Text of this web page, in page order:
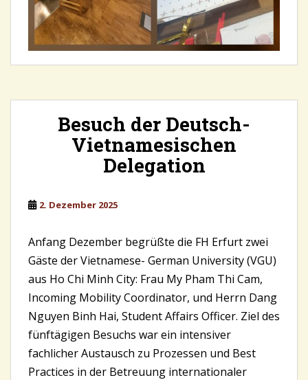
Besuch der Deutsch-
Vietnamesischen
Delegation
2. Dezember 2025
Anfang Dezember begrüßte die FH Erfurt zwei
Gäste der Vietnamese- German University (VGU)
aus Ho Chi Minh City: Frau My Pham Thi Cam,
Incoming Mobility Coordinator, und Herrn Dang
Nguyen Binh Hai, Student Affairs Officer. Ziel des
fünftägigen Besuchs war ein intensiver
fachlicher Austausch zu Prozessen und Best
Practices in der Betreuung internationaler